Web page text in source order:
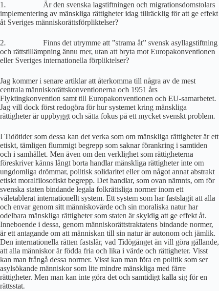
1. Är den svenska lagstiftnin­gen och migrationsdomstolars
implementering av mänskliga rättigheter idag tillräcklig för att ge effekt
åt Sveriges människorättsförpliktelser?
2. Finns det utrymme att ”strama åt” svensk asyllagstiftning
och rättstillämpning ännu mer, utan att bryta mot Europakonventionen
eller Sveriges internationella förpliktelser?
Jag kommer i senare artiklar att återkomma till några av de mest
centrala människorättskonventionerna och 1951 års
Flyktingkonvention samt till Europakonventionen och EU-samarbetet.
Jag vill dock först redogöra för hur systemet kring mänskliga
rättigheter är uppbyggt och sätta fokus på ett mycket svenskt problem.
I Tidötider som dessa kan det verka som om mänskliga rättigheter är ett
etiskt, tämligen flummigt begrepp som saknar förankring i samtiden
och i samhället. Men även om den verklighet som rättigheterna
föreskriver känns långt borta handlar mänskliga rättigheter inte om
ungdomliga drömmar, politisk solidaritet eller om något annat abstrakt
etiskt moralfilosofiskt begrepp. Det handlar, som ovan nämnts, om för
svenska staten bindande legala folkrättsliga normer inom ett
väletablerat internationellt system. Ett system som har fastslagit att alla
och envar genom sitt människovärde och sin moraliska natur har
odelbara mänskliga rättigheter som staten är skyldig att ge effekt åt.
Inneboende i dessa, genom människorättstraktatens bindande normer,
är ett antagande om att människan till sin natur är autonom och jämlik.
Den internationella rätten fastslår, vad Tidögänget än vill göra gällande,
att alla människor är födda fria och lika i värde och rättigheter. Visst
kan man frångå dessa normer. Visst kan man föra en politik som ser
asylsökande människor som lite mindre mänskliga med färre
rättigheter. Men man kan inte göra det och samtidigt kalla sig för en
rättsstat.